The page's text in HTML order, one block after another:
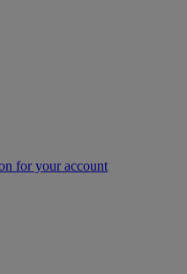
for your account